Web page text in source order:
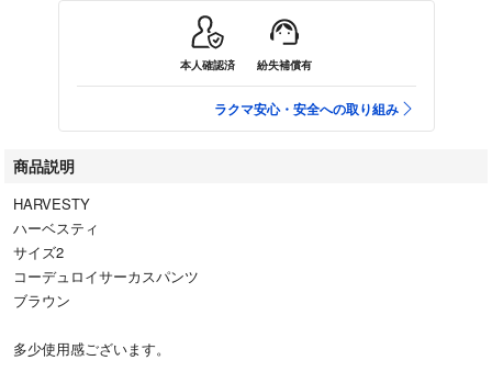
本人確認済 紛失補償有
ラクマ安心・安全への取り組み
商品説明
HARVESTY
ハーベスティ
サイズ2
コーデュロイサーカスパンツ
ブラウン
多少使用感ございます。